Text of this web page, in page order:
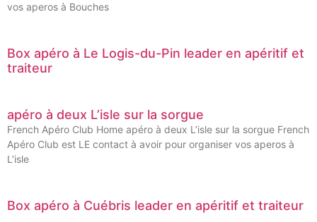
vos aperos à Bouches
Box apéro à Le Logis-du-Pin leader en apéritif et
traiteur
apéro à deux L’isle sur la sorgue
French Apéro Club Home apéro à deux L’isle sur la sorgue French
Apéro Club est LE contact à avoir pour organiser vos aperos à
L’isle
Box apéro à Cuébris leader en apéritif et traiteur